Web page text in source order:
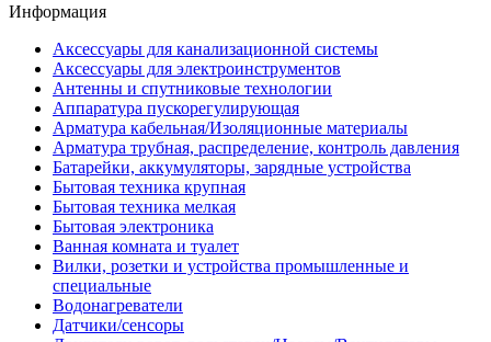
Информация
Аксессуары для канализационной системы
Аксессуары для электроинструментов
Антенны и спутниковые технологии
Аппаратура пускорегулирующая
Арматура кабельная/Изоляционные материалы
Арматура трубная, распределение, контроль давления
Батарейки, аккумуляторы, зарядные устройства
Бытовая техника крупная
Бытовая техника мелкая
Бытовая электроника
Ванная комната и туалет
Вилки, розетки и устройства промышленные и
специальные
Водонагреватели
Датчики/сенсоры